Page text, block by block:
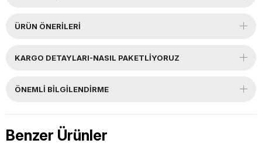
ÜRÜN ÖNERILERI
KARGO DETAYLARI-NASIL PAKETLİYORUZ
ÖNEMLI BILGILENDIRME
Benzer Ürünler